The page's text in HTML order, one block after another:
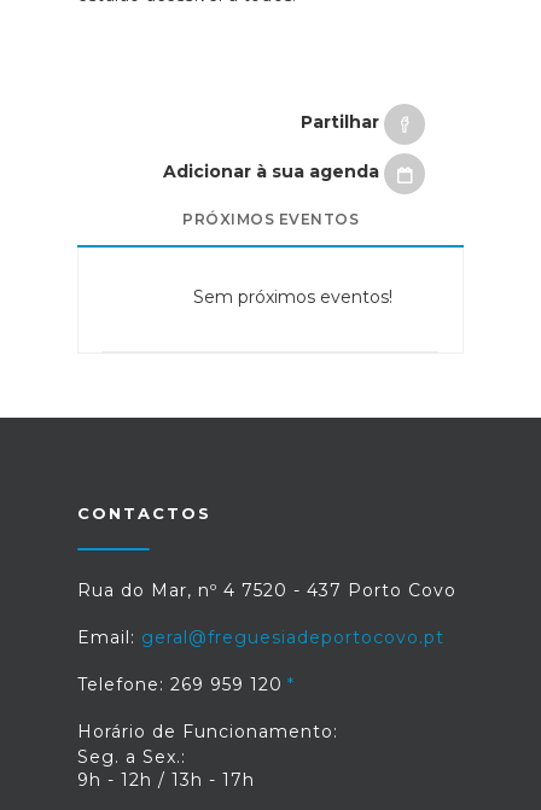
Partilhar
Adicionar à sua agenda
PRÓXIMOS EVENTOS
Sem próximos eventos!
CONTACTOS
Rua do Mar, nº 4 7520 - 437 Porto Covo
Email: geral@freguesiadeportocovo.pt
Telefone: 269 959 120
Horário de Funcionamento:
Seg. a Sex.:
9h - 12h / 13h - 17h